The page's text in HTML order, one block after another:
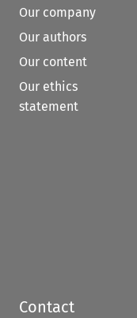
Our company
Our authors
Our content
Our ethics
statement
Contact